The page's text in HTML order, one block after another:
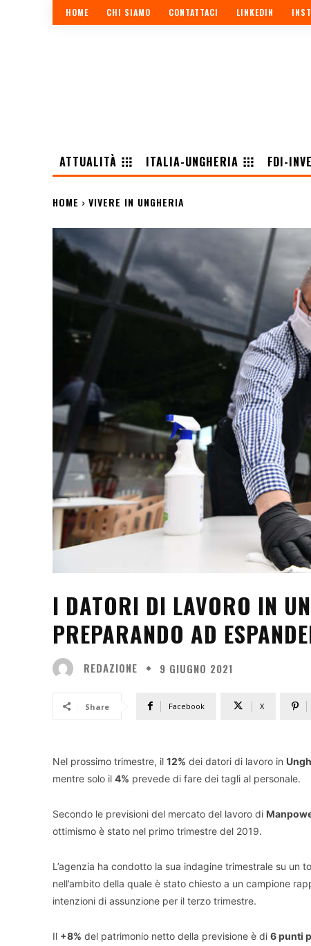
HOME CHI SIAMO CONTATTACI LINKEDIN
ATTUALITÀ
ITALIA-UNGHERIA FDI-
HOME VIVERE IN UNGHERIA
I DATORI DI LAVORO IN
PREPARANDO AD
REDAZIONE 9 GIUGNO 2021
Share Facebook X
Nel prossimo trimestre, il 12% dei datori di lavoro in
mentre solo il 4% prevede di fare dei tagli al personale.
Secondo le previsioni del mercato del lavoro di
ottimismo è stato nel primo trimestre del 2019.
L’agenzia ha condotto la sua indagine trimestrale su un
nell’ambito della quale è stato chiesto a un campione
intenzioni di assunzione per il terzo trimestre.
Il +8% del patrimonio netto della previsione è di 6 punti